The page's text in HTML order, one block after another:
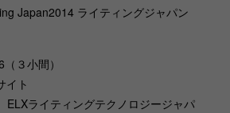
Japan2014 ライティングジャパン
３小間）
イト
ライティングテクノロジージャパ